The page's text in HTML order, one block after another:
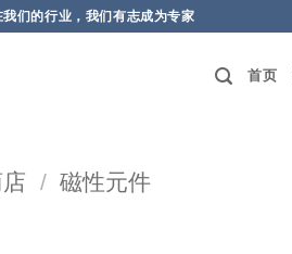
们的行业，我们有志成为专家
首页
/ 磁性元件